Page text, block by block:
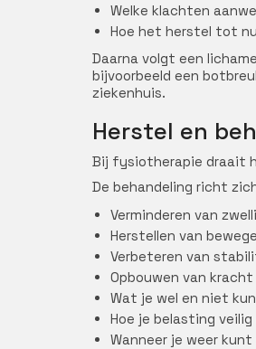
Welke klachten
Hoe het herstel tot
Daarna volgt een
bijvoorbeeld een
ziekenhuis.
Herstel en
Bij fysiotherapie draait
De behandeling richt
Verminderen van
Herstellen van
Verbeteren van
Opbouwen van
Wat je wel en niet
Hoe je belasting
Wanneer je weer